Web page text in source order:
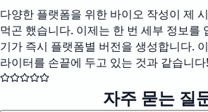
다양한 플랫폼을 위한 바이오 작성이 제
먹곤 했습니다. 이제는 한 번 세부 정보를
기가 즉시 플랫폼별 버전을 생성합니다.
라이터를 손끝에 두고 있는 것과 같습니다!
자주 묻는 질